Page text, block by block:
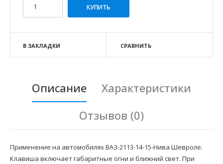
В ЗАКЛАДКИ СРАВНИТЬ
Описание
Характеристики
Отзывов (0)
Применение на автомобилях ВАЗ-2113-14-15-Нива Шевроле.
Клавиша включает габаритные огни и ближний свет. При